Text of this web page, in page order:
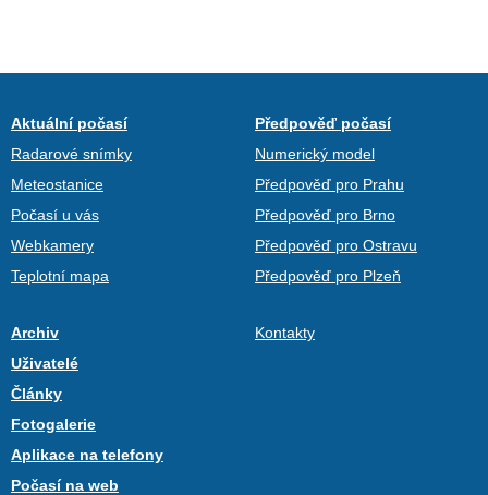
Aktuální počasí
Radarové snímky
Meteostanice
Počasí u vás
Webkamery
Teplotní mapa
Předpověď počasí
Numerický model
Předpověď pro Prahu
Předpověď pro Brno
Předpověď pro Ostravu
Předpověď pro Plzeň
Archiv
Uživatelé
Články
Fotogalerie
Aplikace na telefony
Počasí na web
Kontakty